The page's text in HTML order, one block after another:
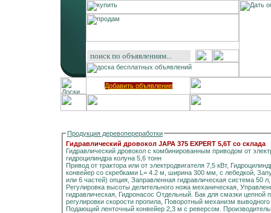
Добавить объявление
Продукция деревопереработки
Гидравлический дровокол JAPA 375 EXPERT 5,6T со склада
Гидравлический дровокол с комбинированным приводом от
гидроцилиндра колуна 5,6 тонн
Привод от трактора или от электродвигателя 7,5 кВт, Гидроцилиндр колуна 5,6 тонн, O 50 мм, Выводной ленточный
конвейер со скребками L= 4.2 м, ширина 300 мм, с лебедкой,
или 6 частей) опция, Заправленная гидравлическая система 50
Регулировка высоты делительного ножа механическая,
гидравлическая, Гидронасос Отдельный. Бак для смазки
регулировки скорости пропила, Поворотный механизм
Подающий ленточный конвейер 2,3 м с реверсом.